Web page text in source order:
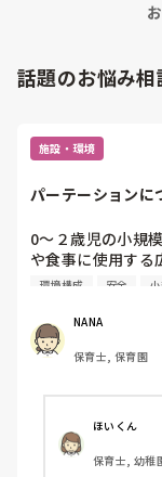
話題のお悩み相
施設・環境
パーテーションに
0〜２歳児の小規
や食事に使用する
り回ったりして
うな素材で軽い
まり立ちが不安定
す。かと言って
しっかりした重
い勝手が悪く、
ました。
皆さんの園では
環境構成 安全
NANA
保育士, 保育園
ほいくん
保育士, 幼稚